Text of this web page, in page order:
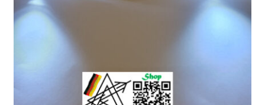
Unsere Firma
Stellenangebote